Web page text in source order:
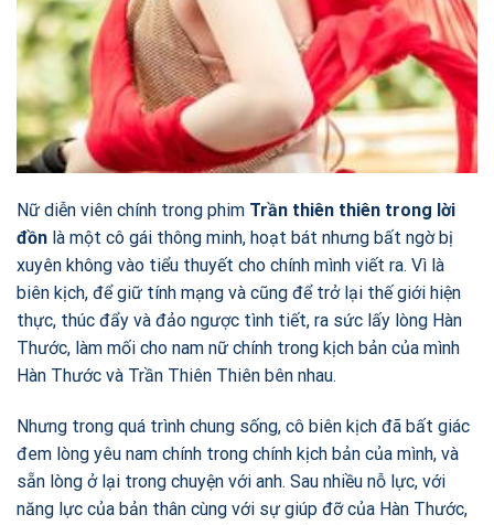
Nữ diễn viên chính trong phim Trần thiên thiên trong lời
đồn là một cô gái thông minh, hoạt bát nhưng bất ngờ bị
xuyên không vào tiểu thuyết cho chính mình viết ra. Vì là
biên kịch, để giữ tính mạng và cũng để trở lại thế giới hiện
thực, thúc đẩy và đảo ngược tình tiết, ra sức lấy lòng Hàn
Thước, làm mối cho nam nữ chính trong kịch bản của mình
Hàn Thước và Trần Thiên Thiên bên nhau.
Nhưng trong quá trình chung sống, cô biên kịch đã bất giác
đem lòng yêu nam chính trong chính kịch bản của mình, và
sẵn lòng ở lại trong chuyện với anh. Sau nhiều nỗ lực, với
năng lực của bản thân cùng với sự giúp đỡ của Hàn Thước,